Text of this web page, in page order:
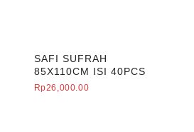
SAFI SUFRAH
85X110CM ISI 40PCS
Rp26,000.00